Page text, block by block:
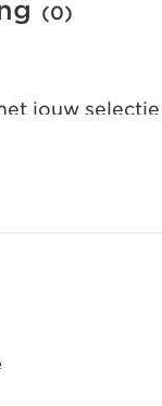
(0)
jouw selectie